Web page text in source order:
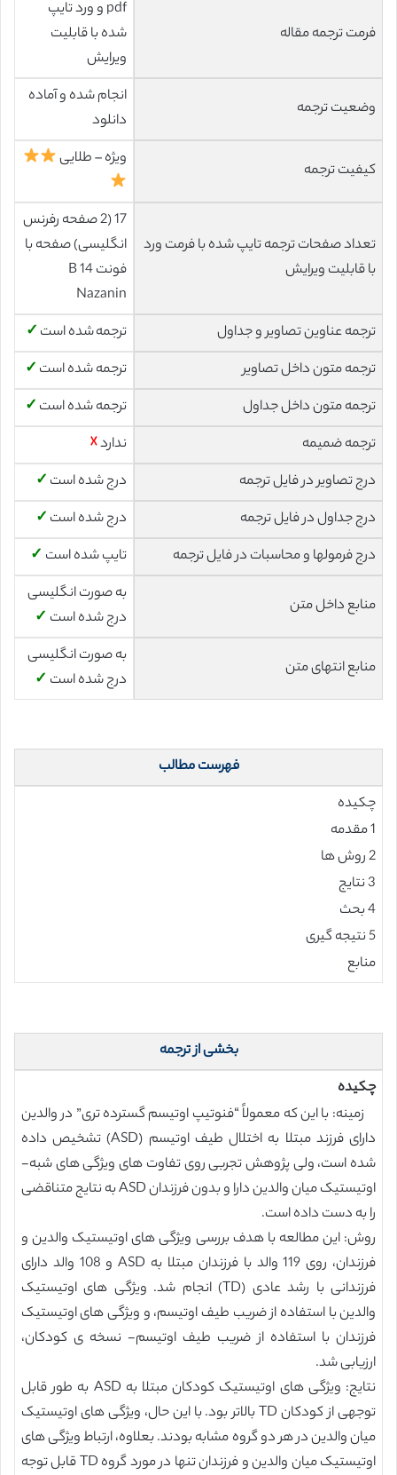
فرمت ترجمه مقاله
pdf و ورد تایپ
شده با قابلیت
ویرایش
وضعیت ترجمه
انجام شده و آماده
دانلود
کیفیت ترجمه
ویژه – طلایی
تعداد صفحات ترجمه تایپ شده با فرمت ورد
با قابلیت ویرایش
17 (2 صفحه رفرنس
انگلیسی) صفحه با
فونت 14 B
Nazanin
ترجمه عناوین تصاویر و جداول
ترجمه شده است ✓
ترجمه متون داخل تصاویر
ترجمه شده است ✓
ترجمه متون داخل جداول
ترجمه شده است ✓
ترجمه ضمیمه
ندارد☓
درج تصاویر در فایل ترجمه
درج شده است ✓
درج جداول در فایل ترجمه
درج شده است ✓
درج فرمولها و محاسبات در فایل ترجمه
تایپ شده است ✓
منابع داخل متن
به صورت انگلیسی
درج شده است ✓
منابع انتهای متن
به صورت انگلیسی
درج شده است ✓
فهرست مطالب
چکیده
1 مقدمه
2 روش ها
3 نتایج
4 بحث
5 نتیجه گیری
منابع
بخشی از ترجمه
چکیده
زمینه: با این که معمولاً “فنوتیپ اوتیسم گسترده تری” در والدین
دارای فرزند مبتلا به اختلال طیف اوتیسم (ASD) تشخیص داده
شده است، ولی پژوهش تجربی روی تفاوت های ویژگی های شبه-
اوتیستیک میان والدین دارا و بدون فرزندان ASD به نتایج متناقضی
را به دست داده است.
روش: این مطالعه با هدف بررسی ویژگی های اوتیستیک والدین و
فرزندان، روی 119 والد با فرزندان مبتلا به ASD و 108 والد دارای
فرزندانی با رشد عادی (TD) انجام شد. ویژگی های اوتیستیک
والدین با استفاده از ضریب طیف اوتیسم، و ویژگی های اوتیستیک
فرزندان با استفاده از ضریب طیف اوتیسم- نسخه ی کودکان،
ارزیابی شد.
نتایج: ویژگی های اوتیستیک کودکان مبتلا به ASD به طور قابل
توجهی از کودکان TD بالاتر بود. با این حال، ویژگی های اوتیستیک
میان والدین در هر دو گروه مشابه بودند. بعلاوه، ارتباط ویژگی های
اوتیستیک میان والدین و فرزندان تنها در مورد گروه TD قابل توجه